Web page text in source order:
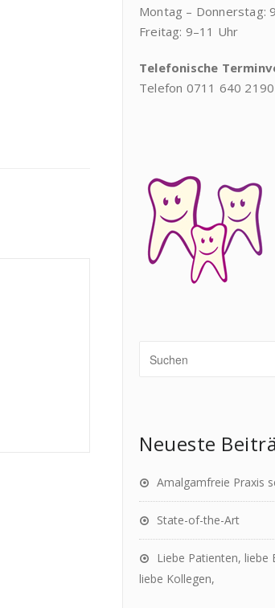
Montag – Donnerstag:
Freitag: 9–11 Uhr
Telefonische
Telefon 0711 640 2190
Neueste
Amalgamfreie Praxis
State-of-the-Art
Liebe Patienten, liebe
liebe Kollegen,